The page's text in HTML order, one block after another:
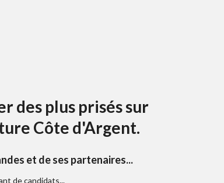
des plus prisés sur
Côte d'Argent.
et de ses partenaires...
de candidats...